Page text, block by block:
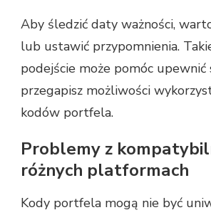
Aby śledzić daty ważności,
lub ustawić przypomnienia.
podejście może pomóc upewnić
przegapisz możliwości
kodów portfela.
Problemy z
różnych platformach
Kody portfela mogą nie być